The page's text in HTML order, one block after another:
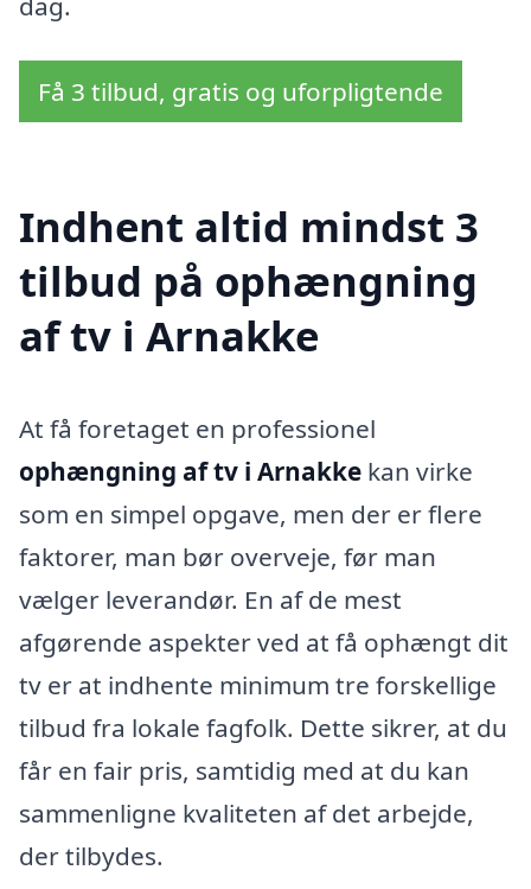
Få 3 tilbud, gratis og uforpligtende
Indhent altid mindst 3
tilbud på ophængning
af tv i Arnakke
At få foretaget en professionel
ophængning af tv i Arnakke kan virke
som en simpel opgave, men der er flere
faktorer, man bør overveje, før man
vælger leverandør. En af de mest
afgørende aspekter ved at få ophængt dit
tv er at indhente minimum tre forskellige
tilbud fra lokale fagfolk. Dette sikrer, at du
får en fair pris, samtidig med at du kan
sammenligne kvaliteten af det arbejde,
der tilbydes.